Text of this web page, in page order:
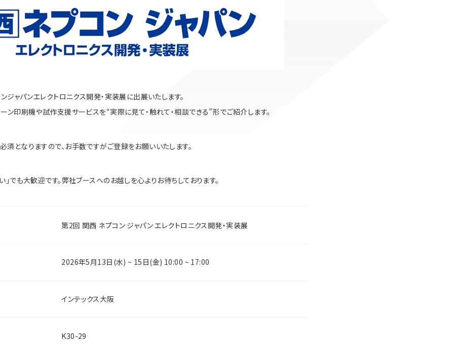
ジャパンエレクトロニクス開発・実装展に出展いたします。
ン印刷機や試作支援サービスを“実際に見て・触れて・相談できる”形でご紹介します。
須となりますので、お手数ですがご登録をお願いいたします。
」でも大歓迎です。弊社ブースへのお越しを心よりお待ちしております。
第2回 関西 ネプコン ジャパン エレクトロニクス開発・実装展
2026年5月13日(水) ~ 15日(金) 10:00 ~ 17:00
インテックス大阪
K30-29